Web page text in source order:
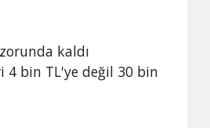
kaldı
4 bin TL'ye değil 30 bin